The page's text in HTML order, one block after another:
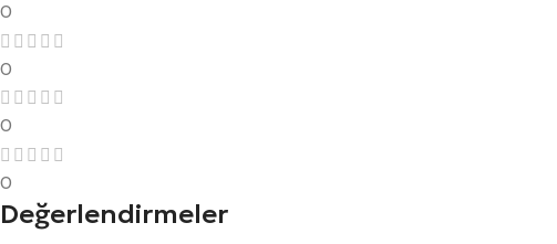
0
0
0
0
Değerlendirmeler